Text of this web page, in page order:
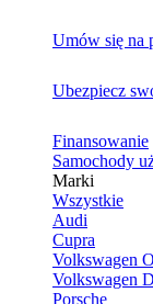
Umów się na
Ubezpiecz
Finansowanie
Samochody
Marki
Wszystkie
Audi
Cupra
Volkswagen
Volkswagen
Porsche